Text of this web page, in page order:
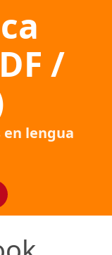
/
en lengua